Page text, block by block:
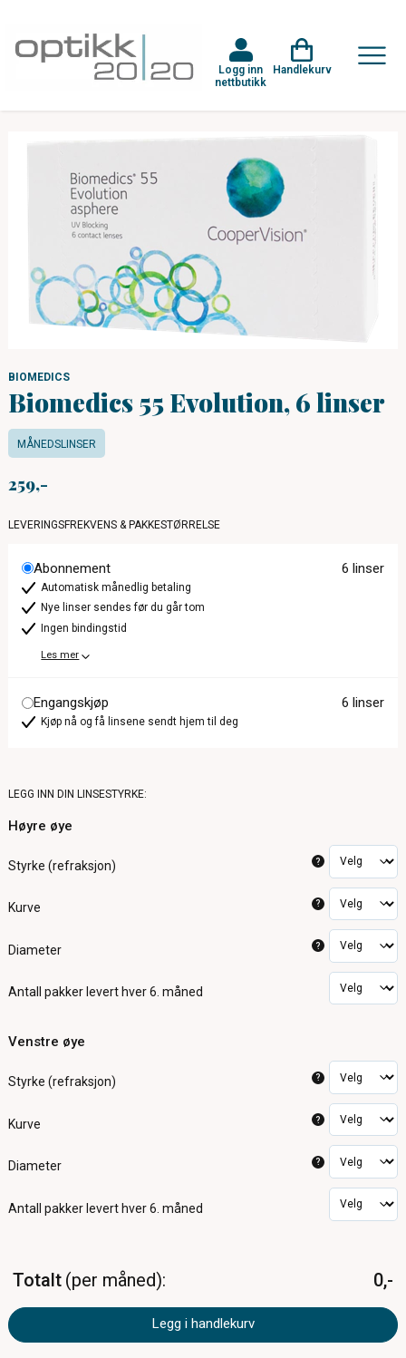
Logg inn
nettbutikk
Handlekurv
BIOMEDICS
Biomedics 55 Evolution, 6 linser
MÅNEDSLINSER
259
LEVERINGSFREKVENS & PAKKESTØRRELSE
Abonnement 6 linser
Automatisk månedlig betaling
Nye linser sendes før du går tom
Ingen bindingstid
Les mer
Engangskjøp 6 linser
Kjøp nå og få linsene sendt hjem til deg
LEGG INN DIN LINSESTYRKE:
Høyre øye
Styrke (refraksjon) ?
Kurve ?
Diameter ?
Antall pakker levert hver 6. måned
Venstre øye
Styrke (refraksjon) ?
Kurve ?
Diameter ?
Antall pakker levert hver 6. måned
Totalt per måned 0,-
Legg i handlekurv